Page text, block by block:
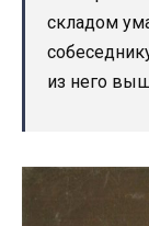
складом
из него